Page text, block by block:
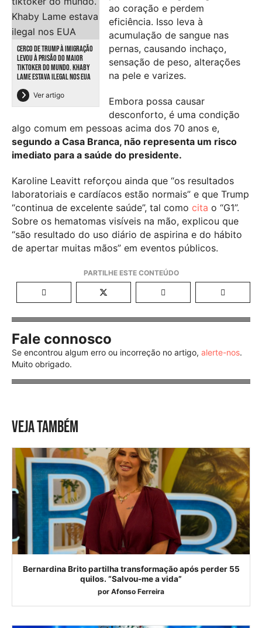
CERCO DE TRUMP À IMIGRAÇÃO
LEVOU À PRISÃO DO MAIOR
TIKTOKER DO MUNDO. KHABY
LAME ESTAVA ILEGAL NOS EUA
Ver artigo
ao coração e perdem
eficiência. Isso leva à
acumulação de sangue nas
pernas, causando inchaço,
sensação de peso, alterações
na pele e varizes.
Embora possa causar
desconforto, é uma condição
algo comum em pessoas acima dos 70 anos e,
segundo a Casa Branca, não representa um risco
imediato para a saúde do presidente.
Karoline Leavitt reforçou ainda que “os resultados
laboratoriais e cardíacos estão normais” e que Trump
“continua de excelente saúde”, tal como cita o “G1”.
Sobre os hematomas visíveis na mão, explicou que
“são resultado do uso diário de aspirina e do hábito
de apertar muitas mãos” em eventos públicos.
Fale connosco
Se encontrou algum erro ou incorreção no artigo, alerte-nos.
Muito obrigado.
VEJA TAMBÉM
Bernardina Brito partilha transformação após perder 55
quilos. “Salvou-me a vida”
por Afonso Ferreira